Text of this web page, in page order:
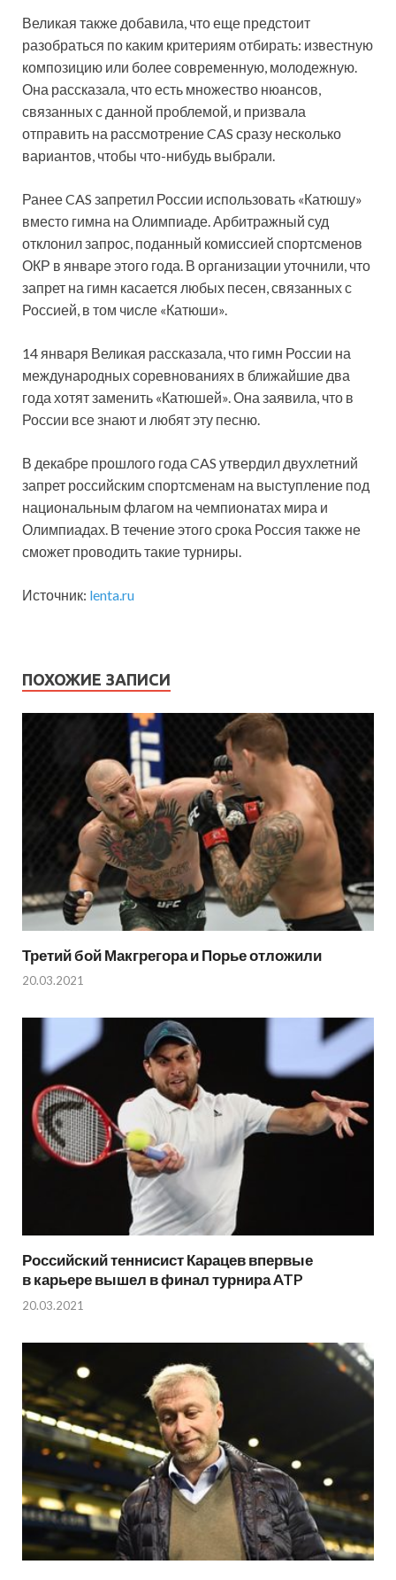
Великая также добавила, что еще предстоит
разобраться по каким критериям отбирать: известную
композицию или более современную, молодежную.
Она рассказала, что есть множество нюансов,
связанных с данной проблемой, и призвала
отправить на рассмотрение CAS сразу несколько
вариантов, чтобы что-нибудь выбрали.
Ранее CAS запретил России использовать «Катюшу»
вместо гимна на Олимпиаде. Арбитражный суд
отклонил запрос, поданный комиссией спортсменов
ОКР в январе этого года. В организации уточнили, что
запрет на гимн касается любых песен, связанных с
Россией, в том числе «Катюши».
14 января Великая рассказала, что гимн России на
международных соревнованиях в ближайшие два
года хотят заменить «Катюшей». Она заявила, что в
России все знают и любят эту песню.
В декабре прошлого года CAS утвердил двухлетний
запрет российским спортсменам на выступление под
национальным флагом на чемпионатах мира и
Олимпиадах. В течение этого срока Россия также не
сможет проводить такие турниры.
Источник: lenta.ru
ПОХОЖИЕ ЗАПИСИ
Третий бой Макгрегора и Порье отложили
20.03.2021
Российский теннисист Карацев впервые
в карьере вышел в финал турнира ATP
20.03.2021